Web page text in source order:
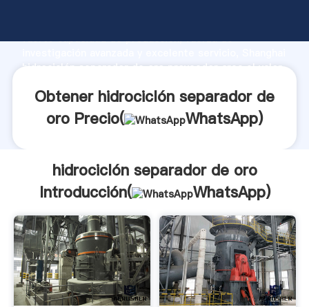
fuerte capacidad de producción, fuerza de
hidrociclón separador de oro proveedor crea el valor
Obtener hidrociclón separador de
oro Precio(
WhatsApp)
hidrociclón separador de oro
Introducción(
WhatsApp)